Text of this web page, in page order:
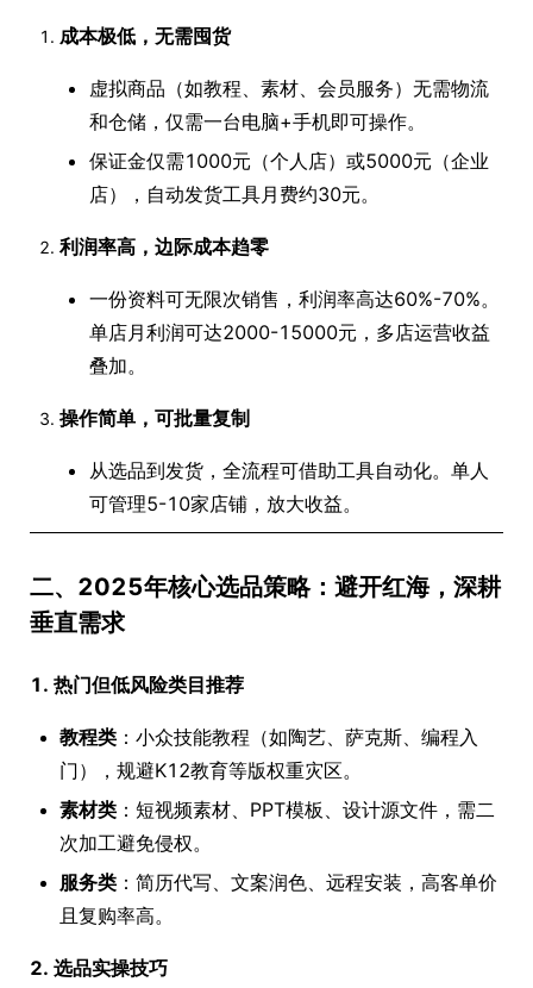
成本极低，无需囤货
虚拟商品（如教程、素材、会员服务）无需物流
和仓储，仅需一台电脑+手机即可操作。
保证金仅需1000元（个人店）或5000元（企业
店），自动发货工具月费约30元。
利润率高，边际成本趋零
一份资料可无限次销售，利润率高达60%-70%。
单店月利润可达2000-15000元，多店运营收益
叠加。
操作简单，可批量复制
从选品到发货，全流程可借助工具自动化。单人
可管理5-10家店铺，放大收益。
二、2025年核心选品策略：避开红海，深耕
垂直需求
1. 热门但低风险类目推荐
教程类 ：小众技能教程（如陶艺、萨克斯、编程入
门），规避K12教育等版权重灾区。
素材类 ：短视频素材、PPT模板、设计源文件，需二
次加工避免侵权。
服务类 ：简历代写、文案润色、远程安装，高客单价
且复购率高。
2. 选品实操技巧